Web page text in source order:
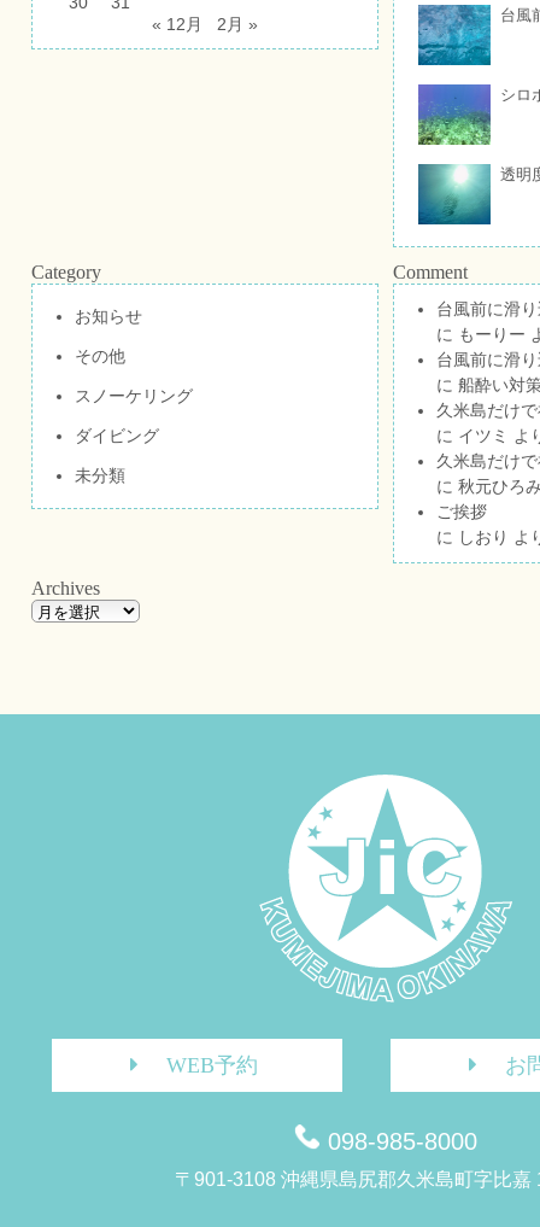
« 12月
2月 » 台風
シロ
透明
Category
お知らせ
その他
スノーケリング
ダイビング
未分類
Comment
台風前に滑
に もーりー
台風前に滑
に 船酔い対
久米島だけ
に イツミ よ
久米島だけ
に 秋元ひろ
ご挨拶
に しおり よ
Archives
WEB予約 お
098-985-8000
〒901-3108 沖縄県島尻郡久米島町字比嘉